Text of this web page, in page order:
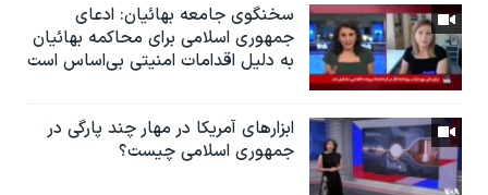
سخنگوی جامعه بهائیان: ادعای
جمهوری اسلامی برای محاکمه بهائیان
به دلیل اقدامات امنیتی بی‌اساس است
ابزارهای آمریکا در مهار چند پارگی در
جمهوری اسلامی چیست؟